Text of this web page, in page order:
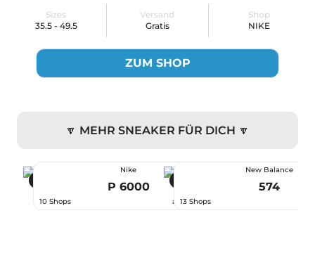
Sizes
35.5 - 49.5
Versand
Gratis
Shop
NIKE
ZUM SHOP
🔽 MEHR SNEAKER FÜR DICH 🔽
Nike
P 6000
10 Shops ab 66,99 €
New Balance
574
13 Shops